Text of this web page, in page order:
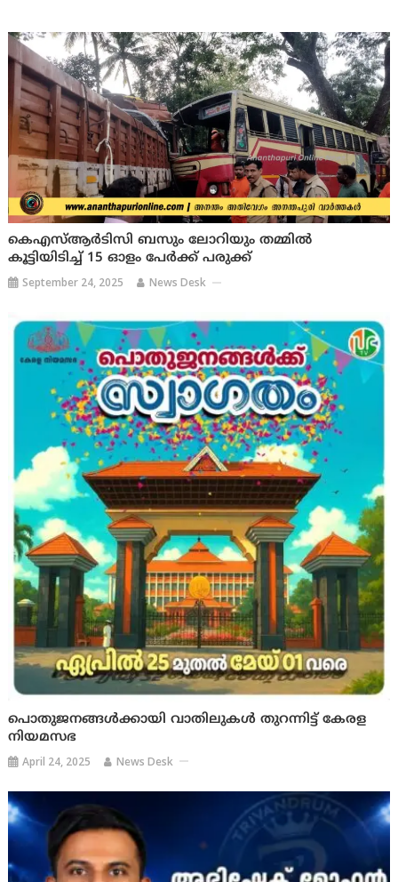
കെഎസ്ആർടിസി ബസും ലോറിയും തമ്മിൽ
കൂട്ടിയിടിച്ച് 15 ഓളം പേര്‍ക്ക് പരുക്ക്
September 24, 2025 News Desk
പൊതുജനങ്ങൾക്കായി വാതിലുകൾ തുറന്നിട്ട് കേരള
നിയമസഭ
April 24, 2025 News Desk